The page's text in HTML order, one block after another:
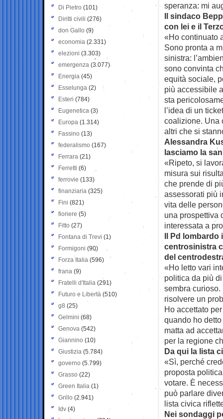
speranza: mi
Il sindaco
con lei e il
«Ho continuato
Sono pronta a
sinistra:
sono convinta
equità sociale,
più accessibile
sta
l’idea di un
coalizione. Una
altri che si
Alessandra
lasciamo la
«Ripeto, si
misura sui
che prende di
assessorati più
vita delle
una prospettiva
interessata a
Il Pd lombardo
centrosinistra
del
«Ho letto vari
politica da più
sembra
risolvere un
Ho accettato
quando ho
matta ad
per la regione
Da qui la lista
«Sì, perché
proposta
votare. È
può parlare
lista civica
Nei sondaggi
Di Pietro (101)
Diritti civili (276)
don Gallo (9)
economia (2.331)
elezioni (3.303)
emergenza (3.077)
Energia (45)
Esselunga (2)
Esteri (784)
Eugenetica (3)
Europa (1.314)
Fassino (13)
federalismo (167)
Ferrara (21)
Ferretti (6)
ferrovie (133)
finanziaria (325)
Fini (821)
fioriere (5)
Fitto (27)
Fontana di Trevi (1)
Formigoni (90)
Forza Italia (596)
frana (9)
Fratelli d'Italia (291)
Futuro e Libertà (510)
g8 (25)
Gelmini (68)
Genova (542)
Giannino (10)
Giustizia (5.784)
governo (5.799)
Grasso (22)
Green Italia (1)
Grillo (2.941)
Idv (4)